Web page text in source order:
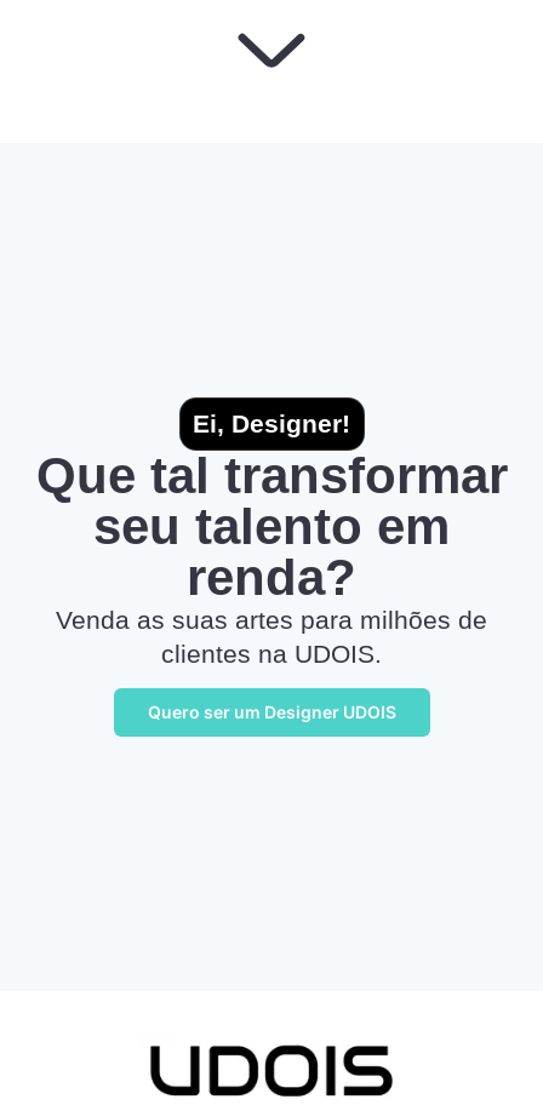
Ei, Designer!
Que tal transformar
seu talento em
renda?
Venda as suas artes para milhões de
clientes na UDOIS.
Quero ser um Designer UDOIS